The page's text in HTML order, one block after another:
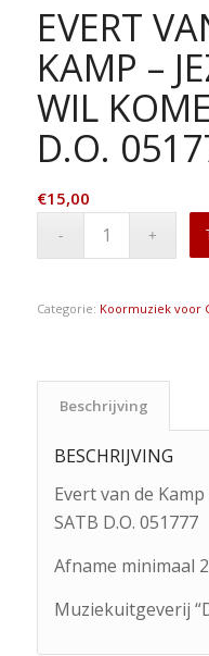
EVERT
KAMP –
WIL
D.O.
€15,00
Categorie: Koormuziek voor
Beschrijving
BESCHRIJVING
Evert van de
SATB D.O. 051777
Afname minimaal
Muziekuitgeverij